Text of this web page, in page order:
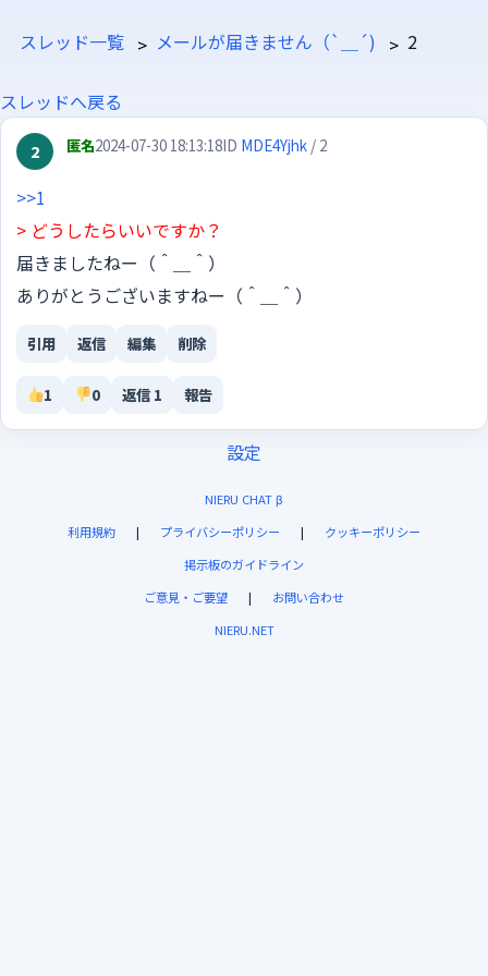
スレッド一覧 メールが届きません（`＿´) 2
スレッドへ戻る
2 匿名2024-07-30 18:13:18ID MDE4Yjhk / 2
>>1
> どうしたらいいですか？
届きましたねー（＾＿＾）
ありがとうございますねー（＾＿＾）
引用 返信 編集 削除
1 0 返信 1 報告
設定
NIERU CHAT β
利用規約
| プライバシーポリシー |
クッキーポリシー
掲示板のガイドライン
ご意見・ご要望
|
お問い合わせ
NIERU.NET